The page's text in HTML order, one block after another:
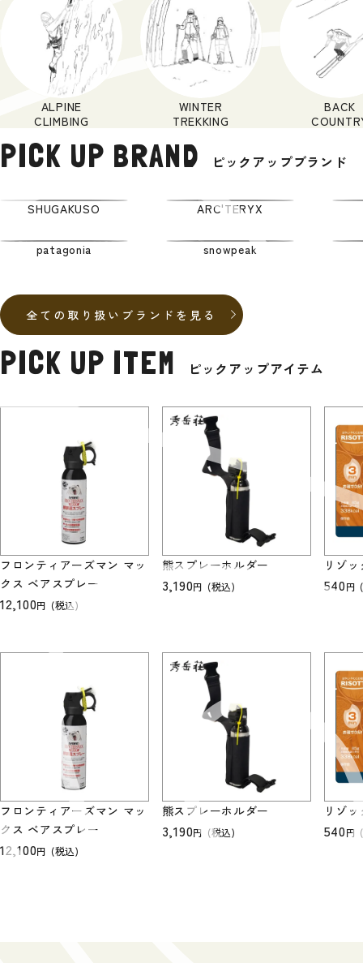
ALPINE
CLIMBING
WINTER
TREKKING
BACK
PICK UP BRAND ピックアップブランド
SHUGAKUSO ARC'TERYX
patagonia snowpeak
全ての取り扱いブランドを見る
PICK UP ITEM ピックアップアイテム
フロンティアーズマン マッ
クス ベアスプレー
12,100 (税込)
熊スプレーホルダー
3,190 (税込)
リゾ
540
フロンティアーズマン マッ
クス ベアスプレー
12,100 (税込)
熊スプレーホルダー
3,190 (税込)
リゾ
540